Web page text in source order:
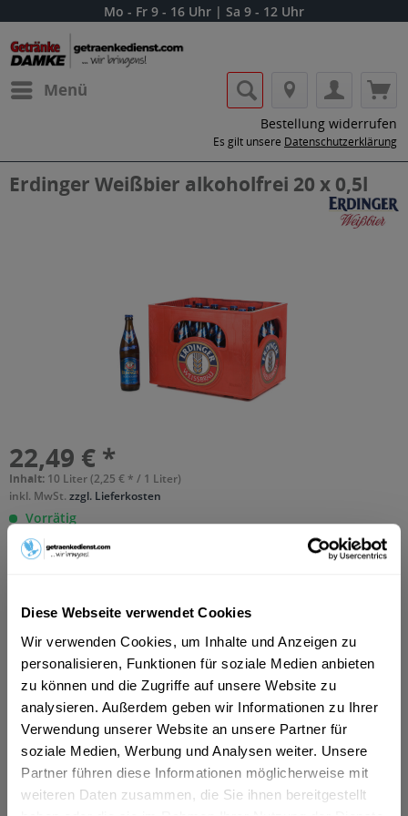
Diese Webseite verwendet Cookies
Wir verwenden Cookies, um Inhalte und Anzeigen zu
personalisieren, Funktionen für soziale Medien anbieten
zu können und die Zugriffe auf unsere Website zu
analysieren. Außerdem geben wir Informationen zu Ihrer
Verwendung unserer Website an unsere Partner für
soziale Medien, Werbung und Analysen weiter. Unsere
Partner führen diese Informationen möglicherweise mit
weiteren Daten zusammen, die Sie ihnen bereitgestellt
Mo - Fr 9 - 16 Uhr | Sa 9 - 12 Uhr
Menü
Bestellung widerrufen
Es gilt unsere Datenschutzerklärung
Erdinger Weißbier alkoholfrei 20 x 0,5l
22,49 € *
Inhalt: 10 Liter (2,25 € * / 1 Liter)
inkl. MwSt. zzgl. Lieferkosten
Vorrätig
MEHRWEG
In den
Hinzugefügt
Artikel-Nr.: 10002
Beschreibung
"Alles geben, Ziele erreichen, Regeneration starten! Dafür
genau richtig: Ein kühles ERDINGER...mehr
Zutaten und Allergene